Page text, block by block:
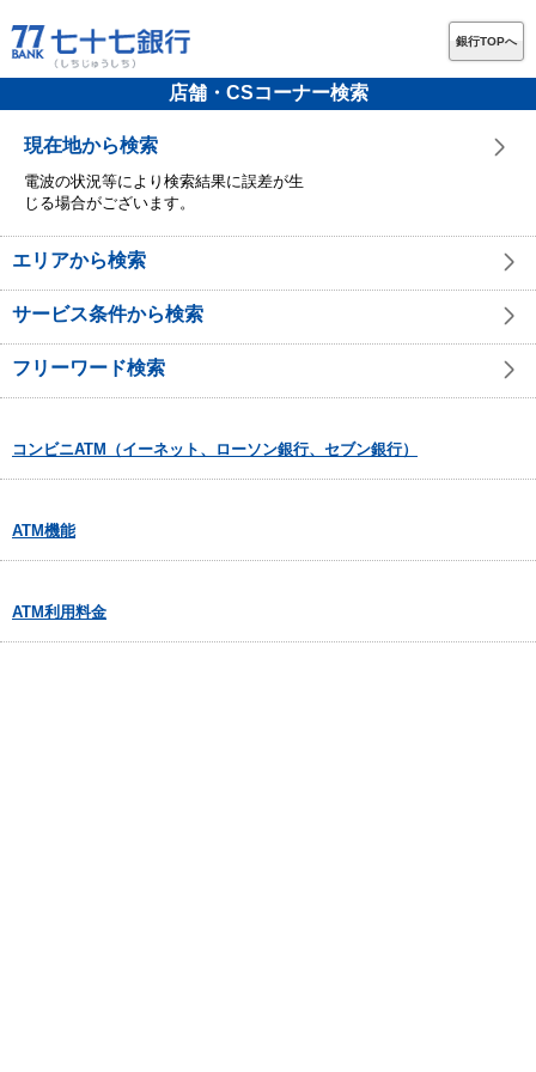
銀行TOPへ
店舗・CSコーナー検索
現在地から検索
電波の状況等により検索結果に誤差が生
じる場合がございます。
エリアから検索
サービス条件から検索
フリーワード検索
コンビニATM（イーネット、ローソン銀行、セブン銀行）
ATM機能
ATM利用料金